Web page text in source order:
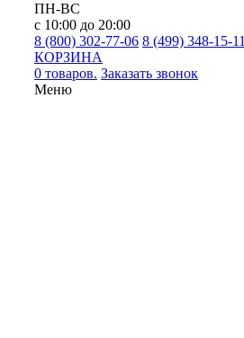
ПН-ВС
с 10:00 до 20:00
8 (800) 302-77-06 8 (499) 348-15-11
КОРЗИНА
0 товаров. Заказать звонок
Меню